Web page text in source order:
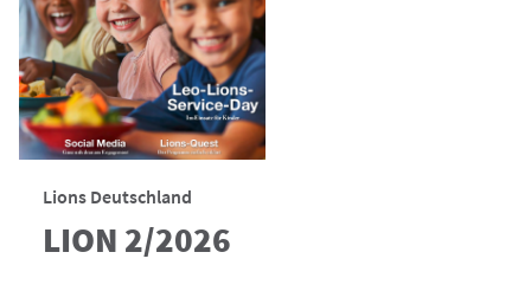
Lions Deutschland
LION 2/2026